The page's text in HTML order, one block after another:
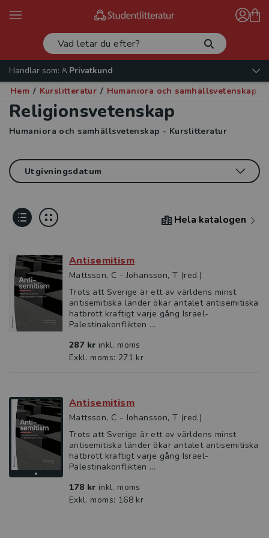
Handlar som:
Privatkund
Hem / Kurslitteratur / Humaniora och samhällsvetenskap
Religionsvetenskap
Humaniora och samhällsvetenskap - Kurslitteratur
Hela katalogen
Antisemitism
Mattsson, C - Johansson, T (red.)
Trots att Sverige är ett av världens minst
antisemitiska länder ökar antalet antisemitiska
hatbrott kraftigt varje gång Israel-
Palestinakonflikten ...
287 kr inkl. moms
Exkl. moms: 271 kr
Antisemitism
Mattsson, C - Johansson, T (red.)
Trots att Sverige är ett av världens minst
antisemitiska länder ökar antalet antisemitiska
hatbrott kraftigt varje gång Israel-
Palestinakonflikten ...
178 kr inkl. moms
Exkl. moms: 168 kr